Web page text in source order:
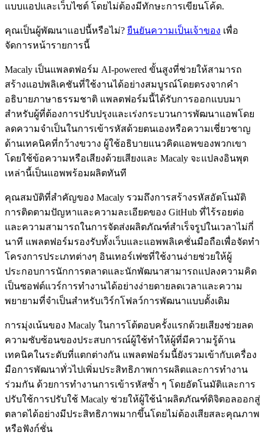
แบบแอปและเว็บไซต์ โดยไม่ต้องมีทักษะการเขียนโค้ด.
คุณเป็นผู้พัฒนาแอปนี้หรือไม่? ยืนยันความเป็นเจ้าของ เพื่อ
จัดการหน้ารายการนี้
Macaly เป็นแพลตฟอร์ม AI-powered ขั้นสูงที่ช่วยให้สามารถ
สร้างแอปพลิเคชันที่ใช้งานได้อย่างสมบูรณ์โดยตรงจากคำ
อธิบายภาษาธรรมชาติ แพลตฟอร์มนี้ได้รับการออกแบบมา
สำหรับผู้ที่ต้องการปรับปรุงและเร่งกระบวนการพัฒนาแอพโดย
ลดความจำเป็นในการเข้ารหัสด้วยตนเองหรือความเชี่ยวชาญ
ด้านเทคนิคที่กว้างขวาง ผู้ใช้อธิบายแนวคิดแอพของพวกเขา
โดยใช้ข้อความหรือเสียงด้วยเสียงและ Macaly จะแปลงอินพุต
เหล่านี้เป็นแอพพร้อมผลิตทันที
คุณสมบัติที่สำคัญของ Macaly รวมถึงการสร้างรหัสอัตโนมัติ
การติดตามปัญหาและความละเอียดของ GitHub ที่ไร้รอยต่อ
และความสามารถในการจัดส่งผลิตภัณฑ์สำเร็จรูปในเวลาไม่กี่
นาที แพลตฟอร์มรองรับทั้งเว็บและแอพพลิเคชั่นมือถือเพื่อจัดทำ
โครงการประเภทต่างๆ อินเทอร์เฟซที่ใช้งานง่ายช่วยให้ผู้
ประกอบการนักการตลาดและนักพัฒนาสามารถแปลงความคิด
เป็นซอฟต์แวร์การทำงานได้อย่างง่ายดายลดเวลาและความ
พยายามที่จำเป็นสำหรับเวิร์กโฟลว์การพัฒนาแบบดั้งเดิม
การมุ่งเน้นของ Macaly ในการโต้ตอบครั้งแรกด้วยเสียงช่วยลด
ความซับซ้อนของประสบการณ์ผู้ใช้ทำให้ผู้ที่มีความรู้ด้าน
เทคนิคในระดับที่แตกต่างกัน แพลตฟอร์มนี้ยังรวมเข้ากับเครื่อง
มือการพัฒนาทั่วไปเพิ่มประสิทธิภาพการผลิตและการทำงาน
ร่วมกัน ด้วยการทำงานการเข้ารหัสซ้ำ ๆ โดยอัตโนมัติและการ
ปรับใช้การปรับใช้ Macaly ช่วยให้ผู้ใช้นำผลิตภัณฑ์ดิจิตอลออกสู่
ตลาดได้อย่างมีประสิทธิภาพมากขึ้นโดยไม่ต้องเสียสละคุณภาพ
หรือฟังก์ชั่น